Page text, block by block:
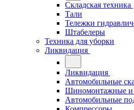
Складская техника
Тали
Тележки
Штабелеры
Техника для уборки
Ликвидация
Ликвидация
Автомобильные
Шиномонтажные и
Автомобильные